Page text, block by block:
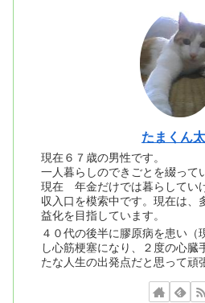
たまくん
現在６７歳の男性です。
一人暮らしのできごとを綴って
現在 年金だけでは暮らしてい
収入口を模索中です。現在は、
益化を目指しています。
４０代の後半に膠原病を患い（
し心筋梗塞になり、２度の心臓
たな人生の出発点だと思って頑